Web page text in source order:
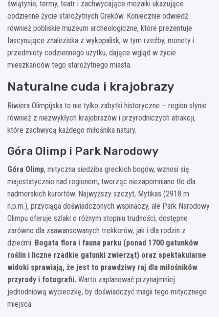
świątynie, termy, teatr i zachwycające mozaiki ukazujące
codzienne życie starożytnych Greków. Koniecznie odwiedź
również pobliskie muzeum archeologiczne, które prezentuje
fascynujące znaleziska z wykopalisk, w tym rzeźby, monety i
przedmioty codziennego użytku, dające wgląd w życie
mieszkańców tego starożytnego miasta.
Naturalne cuda i krajobrazy
Riwiera Olimpijska to nie tylko zabytki historyczne – region słynie
również z niezwykłych krajobrazów i przyrodniczych atrakcji,
które zachwycą każdego miłośnika natury.
Góra Olimp i Park Narodowy
Góra Olimp, mityczna siedziba greckich bogów, wznosi się
majestatycznie nad regionem, tworząc niezapomniane tło dla
nadmorskich kurortów. Najwyższy szczyt, Mytikas (2918 m
n.p.m.), przyciąga doświadczonych wspinaczy, ale Park Narodowy
Olimpu oferuje szlaki o różnym stopniu trudności, dostępne
zarówno dla zaawansowanych trekkerów, jak i dla rodzin z
dziećmi. Bogata flora i fauna parku (ponad 1700 gatunków
roślin i liczne rzadkie gatunki zwierząt) oraz spektakularne
widoki sprawiają, że jest to prawdziwy raj dla miłośników
przyrody i fotografii. Warto zaplanować przynajmniej
jednodniową wycieczkę, by doświadczyć magii tego mitycznego
miejsca.